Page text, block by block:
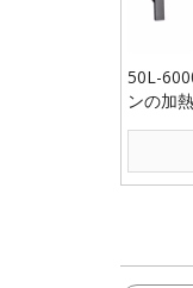
50L-
ンの加熱